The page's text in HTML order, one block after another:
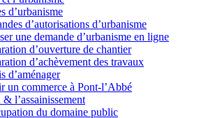
d’urbanisme
d’autorisations d’urbanisme
une demande d’urbanisme en ligne
d’ouverture de chantier
d’achèvement des travaux
d’aménager
un commerce à Pont-l’Abbé
& l’assainissement
du domaine public